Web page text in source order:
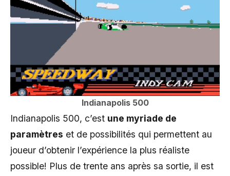
Indianapolis 500
Indianapolis 500, c’est une myriade de
paramètres et de possibilités qui permettent au
joueur d’obtenir l’expérience la plus réaliste
possible! Plus de trente ans après sa sortie, il est